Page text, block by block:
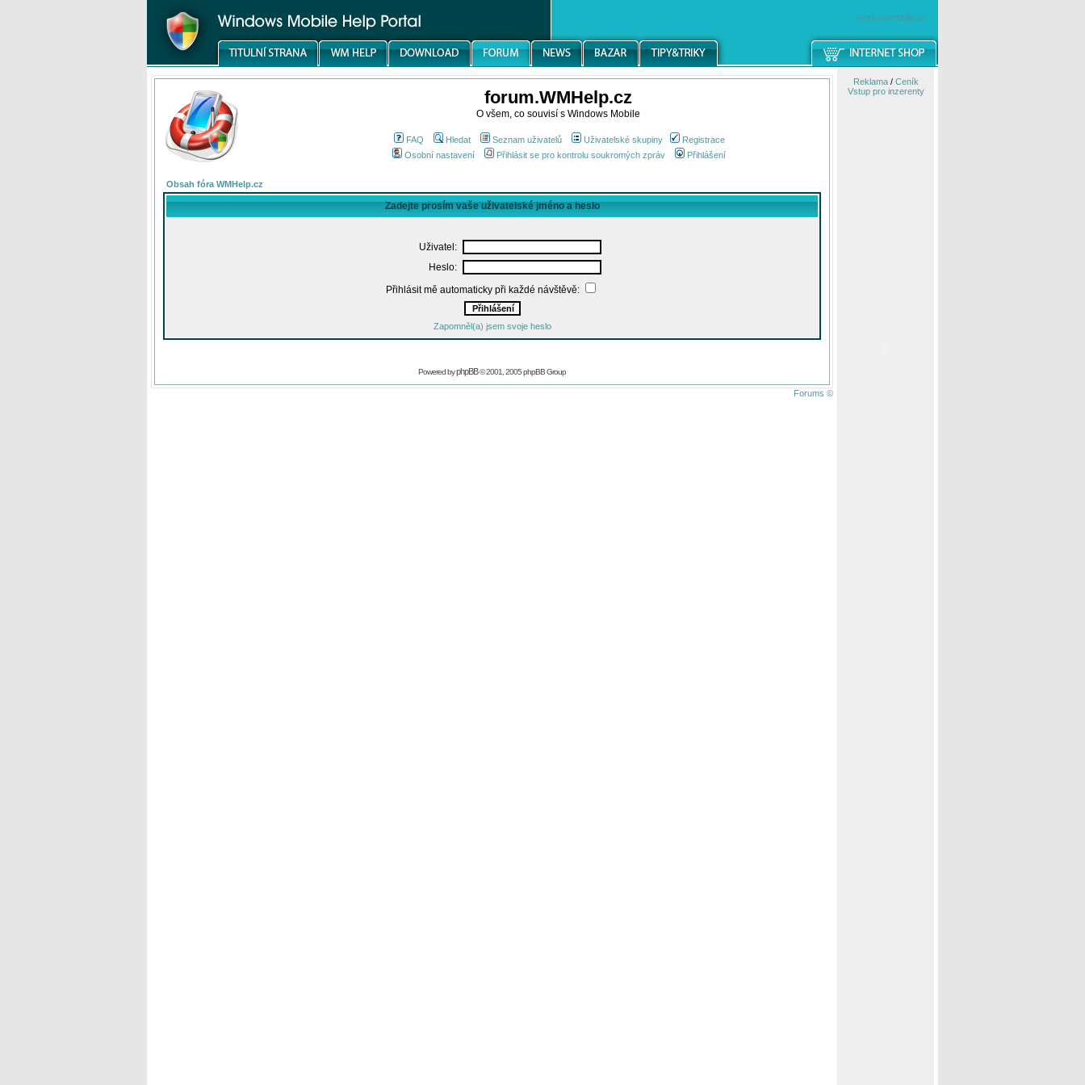
windowsmobile.cz
forum.WMHelp.cz
O všem, co souvisí s Windows Mobile
FAQ Hledat Seznam uživatelů Uživatelské skupiny
Registrace
Osobní nastavení
Přihlásit se pro kontrolu soukromých zpráv Přihlášení
Obsah fóra WMHelp.cz
Zadejte prosím vaše uživatelské jméno a heslo
Uživatel:
Heslo:
Přihlásit mě automaticky při každé návštěvě:
Zapomněl(a) jsem svoje heslo
Powered byphpBB© 2001, 2005 phpBB Group
Forums ©
Reklama/ Ceník
Vstup pro inzerenty